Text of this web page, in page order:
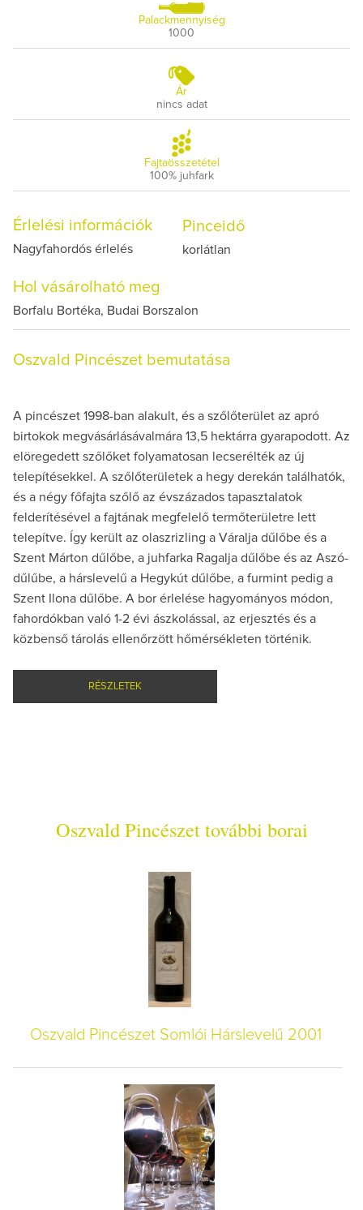
Palackmennyiség
1000
Ár
nincs adat
Fajtaösszetétel
100% juhfark
Érlelési információk
Nagyfahordós érlelés
Pinceidő
korlátlan
Hol vásárolható meg
Borfalu Bortéka, Budai Borszalon
Oszvald Pincészet bemutatása
A pincészet 1998-ban alakult, és a szőlőterület az apró
birtokok megvásárlásávalmára 13,5 hektárra gyarapodott. Az
elöregedett szőlőket folyamatosan lecserélték az új
telepítésekkel. A szőlőterületek a hegy derekán találhatók,
és a négy főfajta szőlő az évszázados tapasztalatok
felderítésével a fajtának megfelelő termőterületre lett
telepítve. Így került az olaszrizling a Váralja dűlőbe és a
Szent Márton dűlőbe, a juhfarka Ragalja dűlőbe és az Aszó-
dűlűbe, a hárslevelű a Hegykút dűlőbe, a furmint pedig a
Szent Ilona dűlőbe. A bor érlelése hagyományos módon,
fahordókban való 1-2 évi ászkolással, az erjesztés és a
közbenső tárolás ellenőrzött hőmérsékleten történik.
RÉSZLETEK
Oszvald Pincészet további borai
Oszvald Pincészet Somlói Hárslevelű 2001